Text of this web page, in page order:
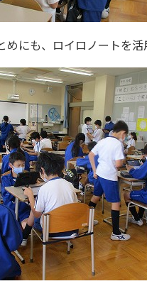
めにも、ロイロノートを活